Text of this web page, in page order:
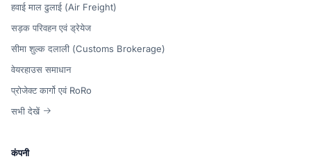
हवाई माल ढुलाई (Air Freight)
सड़क परिवहन एवं ड्रेयेज
सीमा शुल्क दलाली (Customs Brokerage)
वेयरहाउस समाधान
प्रोजेक्ट कार्गो एवं RoRo
सभी देखें
कंपनी